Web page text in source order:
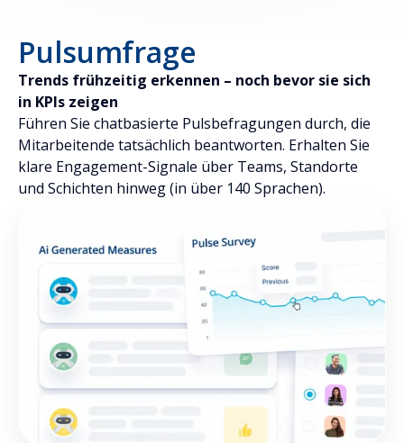
Pulsumfrage
Trends frühzeitig erkennen – noch bevor sie sich
in KPIs zeigen
Führen Sie chatbasierte Pulsbefragungen durch, die
Mitarbeitende tatsächlich beantworten. Erhalten Sie
klare Engagement-Signale über Teams, Standorte
und Schichten hinweg (in über 140 Sprachen).